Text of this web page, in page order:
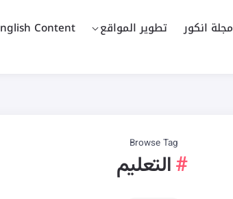
مجلة انكور تطوير المواقع Content
Browse Tag
التعليم